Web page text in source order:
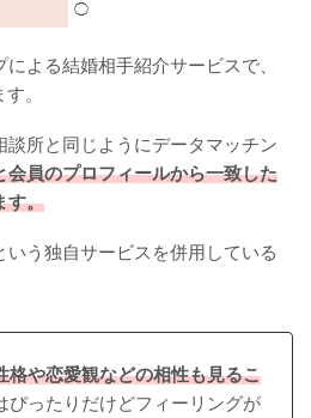
◯
よる結婚相手紹介サービスで、
。
談所と同じようにデータマッチン
会員のプロフィールから一致した
す。
いう独自サービスを併用している
格や恋愛観などの相性も見るこ
ぴったりだけどフィーリングが